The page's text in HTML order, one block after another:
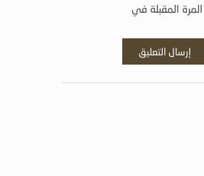
المقبلة في